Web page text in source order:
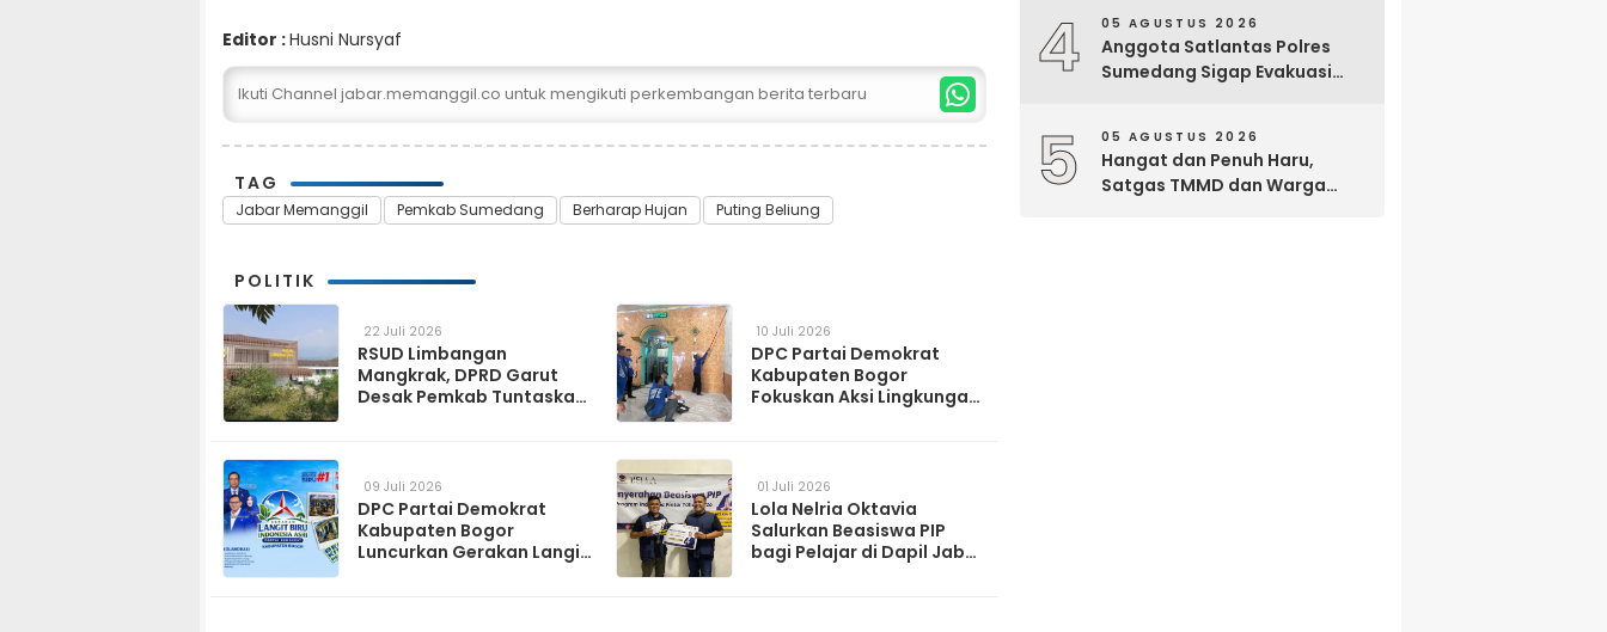
Editor :Husni Nursyaf
Ikuti Channel jabar.memanggil.co untuk mengikuti perkembangan berita terbaru
TAG
Jabar Memanggil Pemkab Sumedang Berharap Hujan Puting Beliung
POLITIK
22 Juli 2026
RSUD Limbangan
Mangkrak, DPRD Garut
Desak Pemkab Tuntaskan
10 Juli 2026
DPC Partai Demokrat
Kabupaten Bogor
Fokuskan Aksi Lingkungan
09 Juli 2026
DPC Partai Demokrat
Kabupaten Bogor
Luncurkan Gerakan Langit
01 Juli 2026
Lola Nelria Oktavia
Salurkan Beasiswa PIP
bagi Pelajar di Dapil Jabar
4 05 AGUSTUS 2026
Anggota Satlantas Polres
Sumedang Sigap Evakuasi
5 05 AGUSTUS 2026
Hangat dan Penuh Haru,
Satgas TMMD dan Warga